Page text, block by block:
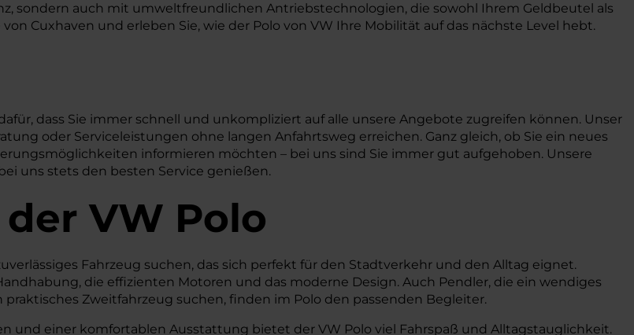
sondern auch mit umweltfreundlichen Antriebstechnologien, die sowohl Ihrem Geldbeutel als
Cuxhaven und erleben Sie, wie der Polo von VW Ihre Mobilität auf das nächste Level hebt.
dass Sie immer schnell und unkompliziert auf alle unsere Angebote zugreifen können. Unser
oder Serviceleistungen ohne langen Anfahrtsweg erreichen. Ganz gleich, ob Sie ein neues
informieren möchten – bei uns sind Sie immer gut aufgehoben. Unsere
uns stets den besten Service genießen.
VW Polo
Fahrzeug suchen, das sich perfekt für den Stadtverkehr und den Alltag eignet.
die effizienten Motoren und das moderne Design. Auch Pendler, die ein wendiges
Zweitfahrzeug suchen, finden im Polo den passenden Begleiter.
und einer komfortablen Ausstattung bietet der VW Polo viel Fahrspaß und Alltagstauglichkeit.